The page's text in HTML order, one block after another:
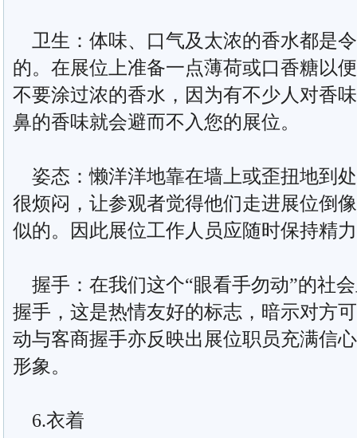
卫生：体味、口气及太浓的香水都是
的。在展位上准备一点薄荷或口香糖以
不要涂过浓的香水，因为有不少人对香
鼻的香味就会避而不入您的展位。
姿态：懒洋洋地靠在墙上或歪扭地到
很烦闷，让参观者觉得他们走进展位倒
似的。因此展位工作人员应随时保持精
握手：在我们这个“眼看手勿动”的社
握手，这是热情友好的标志，暗示对方
动与客商握手亦反映出展位职员充满信
形象。
6.衣着